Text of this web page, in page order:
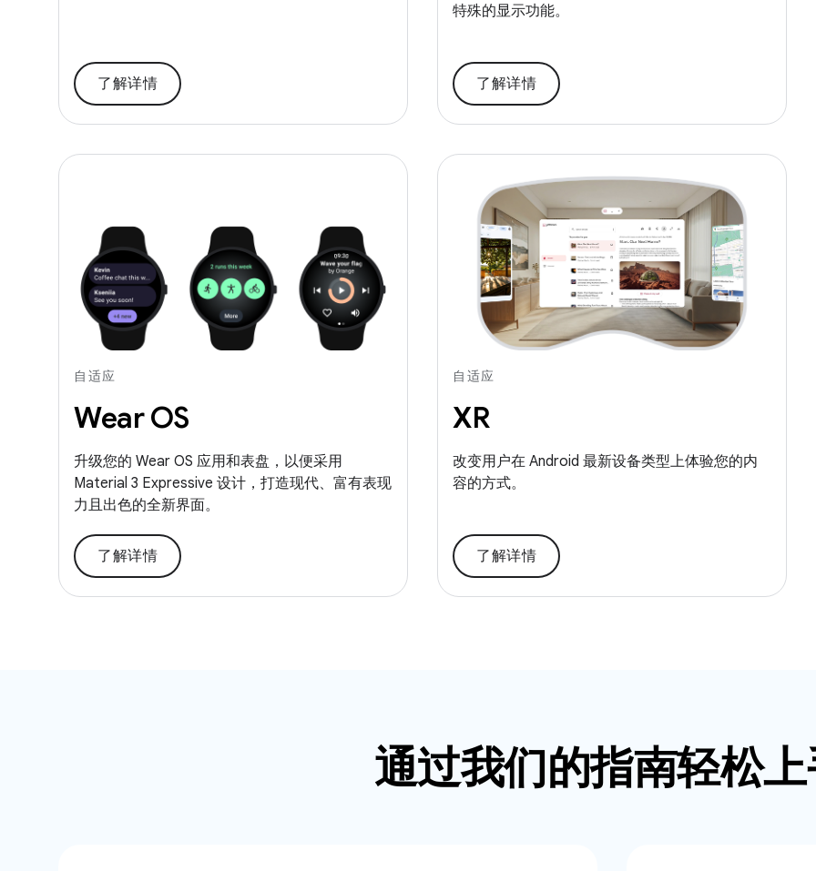
了解详情
特殊的显示功能。
了解详情
自适应
Wear OS
升级您的 Wear OS 应用和表盘，以便采用
Material 3 Expressive 设计，打造现代、富有表现
力且出色的全新界面。
了解详情
自适应
XR
改变用户在 Android 最新设备类型上体验您的内
容的方式。
了解详情
通过我们的指南轻松